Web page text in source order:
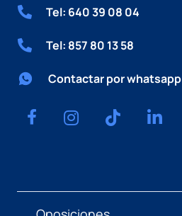
Tel: 640 39 08 04
Tel: 857 80 13 58
Contactar por whatsapp